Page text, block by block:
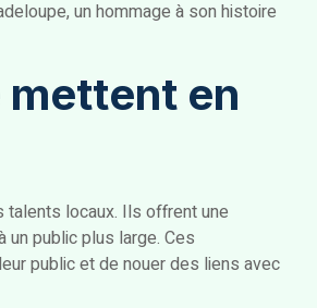
un hommage à son histoire
en
talents locaux. Ils offrent une
public plus large. Ces
public et de nouer des liens avec